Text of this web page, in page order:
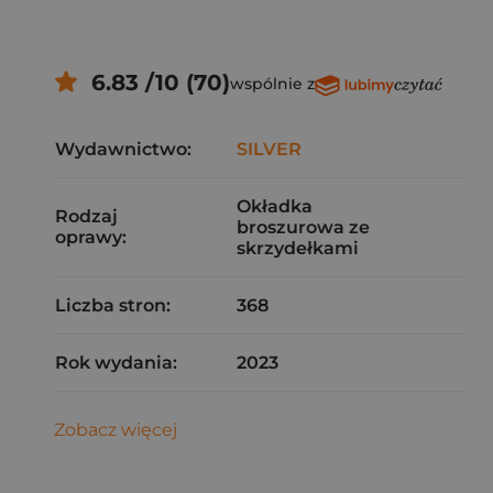
6.83 /10 (70)wspólnie z
Wydawnictwo: SILVER
Rodzaj
oprawy:
Okładka
broszurowa ze
skrzydełkami
Liczba stron: 368
Rok wydania: 2023
Zobacz więcej